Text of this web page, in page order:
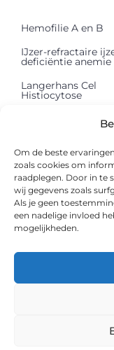
Om de beste
zoals cookies om
raadplegen. Door in te
wij gegevens zoals
Als je geen
een nadelige invloed
mogelijkheden.
Hemofilie A en B
IJzer-refractaire
deficiëntie anemie
Langerhans Cel
Histiocytose
depositieziekte
Mastocytose
Multipel myeloom
Myelofibrose
hemoglobinurie
syndroom